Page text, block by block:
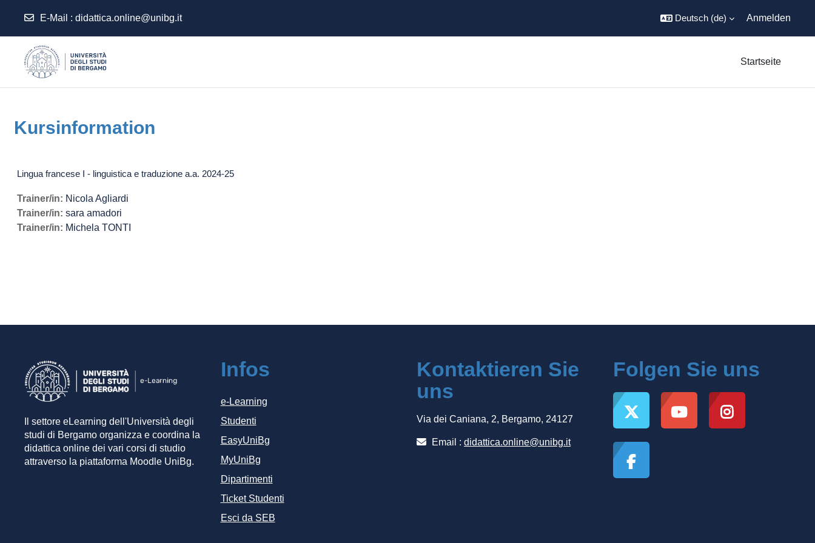
E-Mail : didattica.online@unibg.it Deutsch ‎(de)‎ Anmelden
Startseite
Kursinformation
Lingua francese I - linguistica e traduzione a.a. 2024-25
Trainer/in: Nicola Agliardi
Trainer/in: sara amadori
Trainer/in: Michela TONTI
Il settore eLearning dell'Università degli
studi di Bergamo organizza e coordina la
didattica online dei vari corsi di studio
attraverso la piattaforma Moodle UniBg.
Infos
e-Learning
Studenti
EasyUniBg
MyUniBg
Dipartimenti
Ticket Studenti
Esci da SEB
Kontaktieren Sie
uns
Via dei Caniana, 2, Bergamo, 24127
Email : didattica.online@unibg.it
Folgen Sie uns